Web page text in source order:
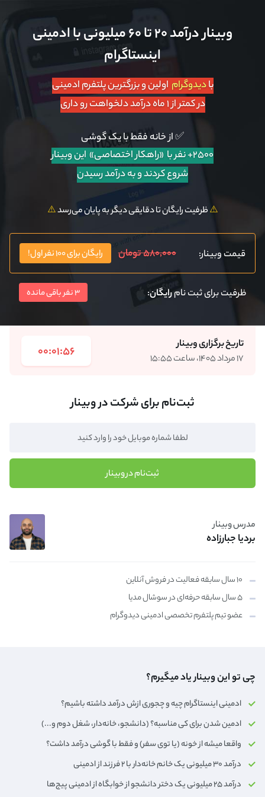
وبینار درآمد ۲۰ تا ۶۰ میلیونی با ادمینی
اینستاگرام
بادیدوگرام اولین و بزرگترین پلتفرم ادمینی
در کمتر از ۱ ماه درآمد دلخواهت رو داری
✅ از خانه فقط با یک گوشی
۲۵۰۰+ نفر با «راهکار اختصاصی»
این وبینار
شروع کردند و به درآمد رسیدن
⚠️ظرفیت رایگان تا دقایقی دیگر به پایان می‌رسد⚠️
قیمت وبینار: ۵۸۰,۰۰۰ تومان رایگان برای ۱۰۰ نفر اول!
ظرفیت برای ثبت نامرایگان: 3 نفر باقی مانده
تاریخ برگزاری وبینار
۱۷ مرداد ۱۴۰۵، ساعت ۱۵:۵۵ 00:01:56
ثبت‌نام برای شرکت در وبینار
ثبت‌نام در وبینار
مدرس وبینار
بردیا جبارزاده
۱۰ سال سابقه فعالیت در فروش آنلاین
۵ سال سابقه حرفه‌ای در سوشال مدیا
عضو تیم پلتفرم تخصصی ادمینی دیدوگرام
چی تو این وبینار یاد میگیرم؟
ادمینی اینستاگرام چیه و چجوری ازش درآمد داشته باشیم؟
ادمین شدن برای کی مناسبه؟ (دانشجو، خانه‌دار،‌ شغل دوم و...)
واقعا میشه از خونه (یا توی سفر) و فقط با گوشی درآمد داشت؟
درآمد ۳۰ میلیونی یک خانم خانه‌دار با ۲ فرزند از ادمینی
درآمد ۲۵ میلیونی یک دختر دانشجو از خوابگاه از ادمینی پیج‌ها